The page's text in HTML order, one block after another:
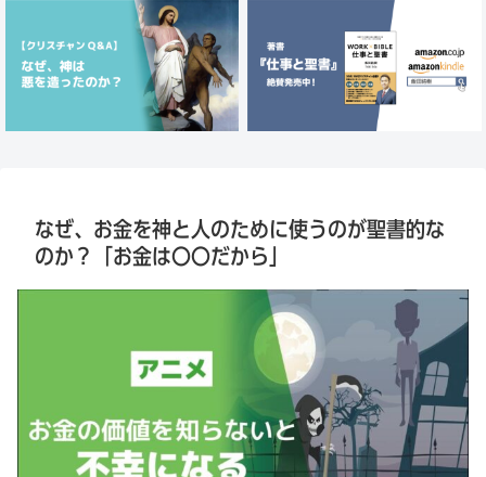
なぜ、お金を神と人のために使うのが聖書的な
のか？「お金は〇〇だから」